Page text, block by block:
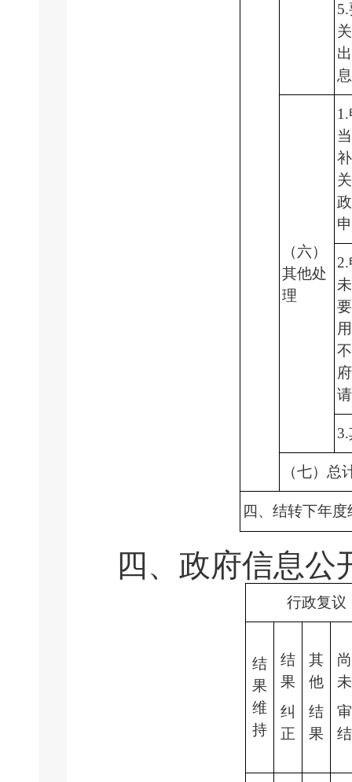
息
（六）
其他处
理
请
（七）总
四、结转下年
四、政府信息公
行政复议
结
果
维
持
结
果
纠
正
其
他
结
果
尚
未
审
结